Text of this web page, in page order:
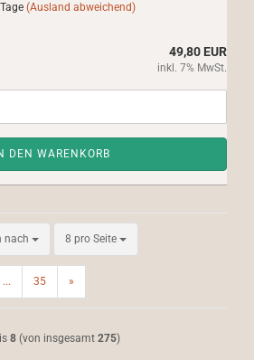
(Ausland abweichend)
49,80 EUR
inkl. 7% MwSt.
DEN WARENKORB
nach
nach 8 pro Seite
pro Seite
... 35 »
8(von insgesamt 275)